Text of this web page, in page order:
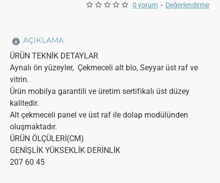
0 yorum - Değerlendirme
AÇIKLAMA
ÜRÜN TEKNİK DETAYLAR
Aynalı ön yüzeyler, Çekmeceli alt blo, Seyyar üst raf ve
vitrin.
Ürün mobilya garantili ve üretim sertifikalı üst düzey
kalitedir.
Alt çekmeceli panel ve üst raf ile dolap modülünden
oluşmaktadır.
ÜRÜN ÖLÇÜLERİ(CM)
GENİŞLİK YÜKSEKLİK DERİNLİK
207 60 45